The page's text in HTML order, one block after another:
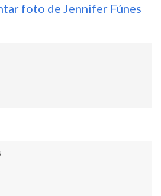
foto de Jennifer Fúnes